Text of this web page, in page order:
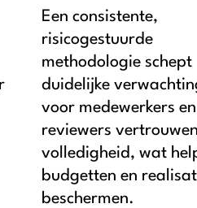
Een consistente,
risicogestuurde
methodologie schept
duidelijke
voor medewerkers
reviewers
volledigheid, wat
budgetten en
beschermen.